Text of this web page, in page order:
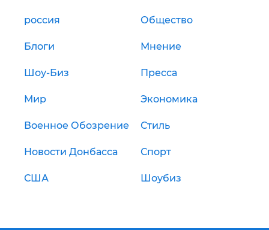
россия Общество
Блоги Мнение
Шоу-Биз Пресса
Мир Экономика
Военное Обозрение Стиль
Новости Донбасса Спорт
США Шоубиз